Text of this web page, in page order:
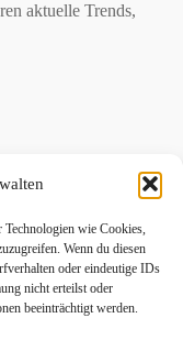
wie Cookies,
Wenn du diesen
oder eindeutige IDs
nicht erteilst oder
beeinträchtigt werden.
aktuelle Trends,